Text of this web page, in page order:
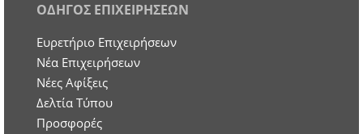
ΟΔΗΓΟΣ ΕΠΙΧΕΙΡΗΣΕΩΝ
Ευρετήριο Επιχειρήσεων
Nέα Επιχειρήσεων
Νέες Αφίξεις
Δελτία Τύπου
Προσφορές